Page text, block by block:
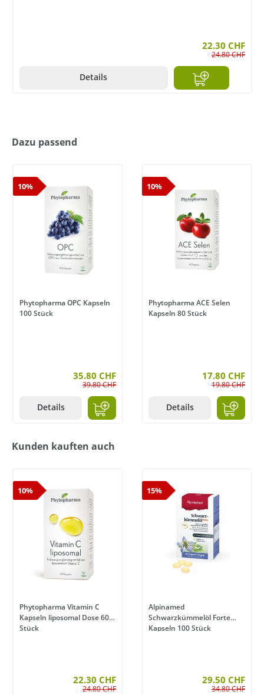
22.30 CHF
24.80 CHF
Details
Dazu passend
10%
Phytopharma OPC Kapseln
100 Stück
35.80 CHF
39.80 CHF
Details
10%
Phytopharma ACE Selen
Kapseln 80 Stück
17.80 CHF
19.80 CHF
Details
Kunden kauften auch
10%
Phytopharma Vitamin C
Kapseln liposomal Dose 60
Stück
22.30 CHF
24.80 CHF
15%
Alpinamed
Schwarzkümmelöl Forte
Kapseln 100 Stück
29.50 CHF
34.80 CHF